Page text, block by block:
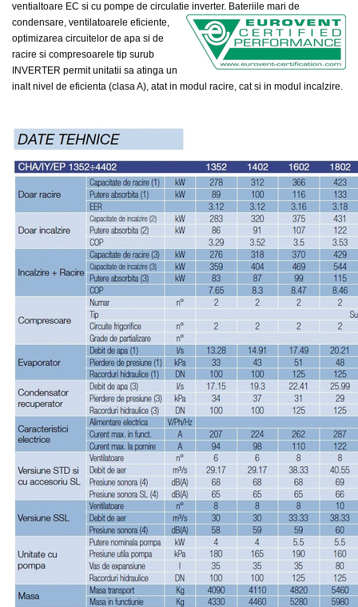
ventialtoare EC si cu pompe de circulatie inverter. Bateriile mari de
condensare, ventilatoarele eficiente,
optimizarea circuitelor de apa si de
racire si compresoarele tip surub
INVERTER permit unitatii sa atinga un
inalt nivel de eficienta (clasa A), atat in modul racire, cat si in modul incalzire.